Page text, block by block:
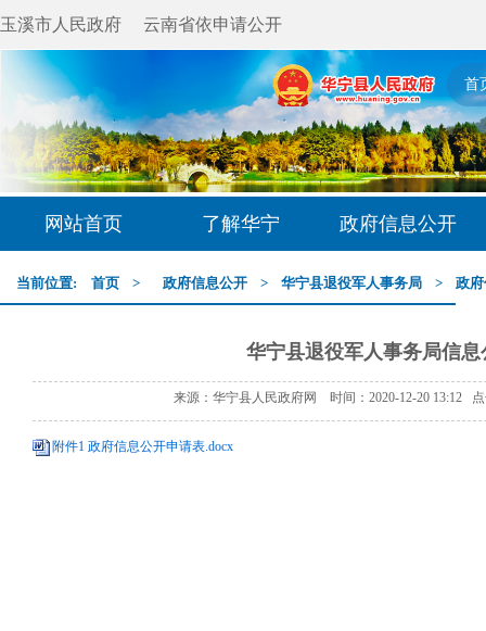
玉溪市人民政府 云南省依申请公开
首
网站首页 了解华宁 政府信息公开
当前位置: 首页 > 政府信息公开 > 华宁县退役军人事务局 > 政
华宁县退役军人事务局信
来源：华宁县人民政府网 时间：2020-12-20 13:12
附件1 政府信息公开申请表.docx